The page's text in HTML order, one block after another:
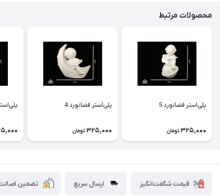
محصولات مرتبط
پلی‌استر فضانورد 5
325,000 تومان
پلی‌استر فضانورد 4
325,000 تومان
قیمت شگفت‌انگیز ارسال سریع تضمین اصالت